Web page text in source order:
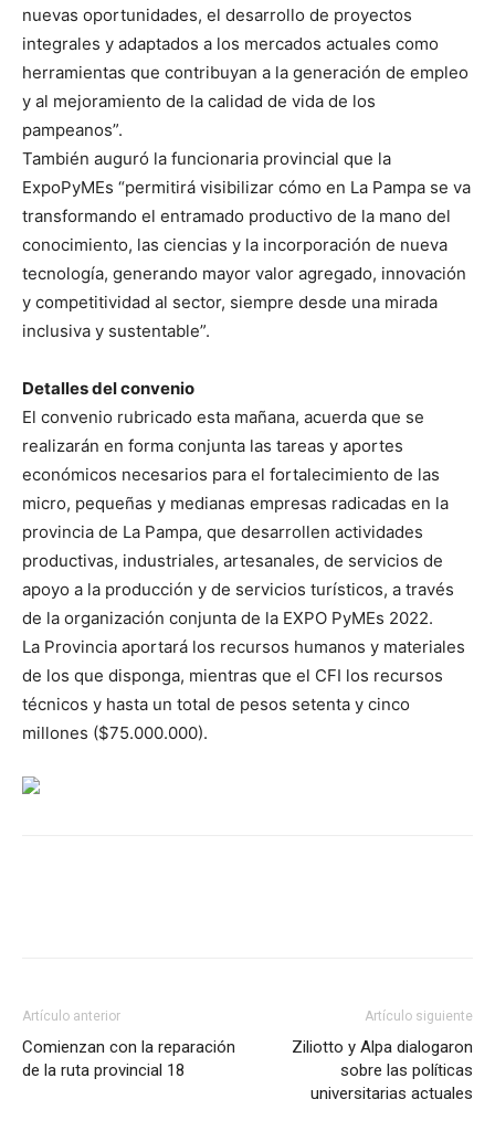
nuevas oportunidades, el desarrollo de proyectos
integrales y adaptados a los mercados actuales como
herramientas que contribuyan a la generación de empleo
y al mejoramiento de la calidad de vida de los
pampeanos”.
También auguró la funcionaria provincial que la
ExpoPyMEs “permitirá visibilizar cómo en La Pampa se va
transformando el entramado productivo de la mano del
conocimiento, las ciencias y la incorporación de nueva
tecnología, generando mayor valor agregado, innovación
y competitividad al sector, siempre desde una mirada
inclusiva y sustentable”.
Detalles del convenio
El convenio rubricado esta mañana, acuerda que se
realizarán en forma conjunta las tareas y aportes
económicos necesarios para el fortalecimiento de las
micro, pequeñas y medianas empresas radicadas en la
provincia de La Pampa, que desarrollen actividades
productivas, industriales, artesanales, de servicios de
apoyo a la producción y de servicios turísticos, a través
de la organización conjunta de la EXPO PyMEs 2022.
La Provincia aportará los recursos humanos y materiales
de los que disponga, mientras que el CFI los recursos
técnicos y hasta un total de pesos setenta y cinco
millones ($75.000.000).
Artículo anterior
Comienzan con la reparación
de la ruta provincial 18
Artículo siguiente
Ziliotto y Alpa dialogaron
sobre las políticas
universitarias actuales